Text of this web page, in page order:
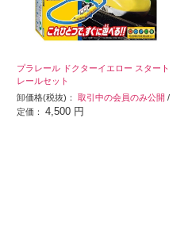
プラレール ドクターイエロー スタート
レールセット
卸価格(税抜)：取引中の会員のみ公開 /
定価：4,500 円